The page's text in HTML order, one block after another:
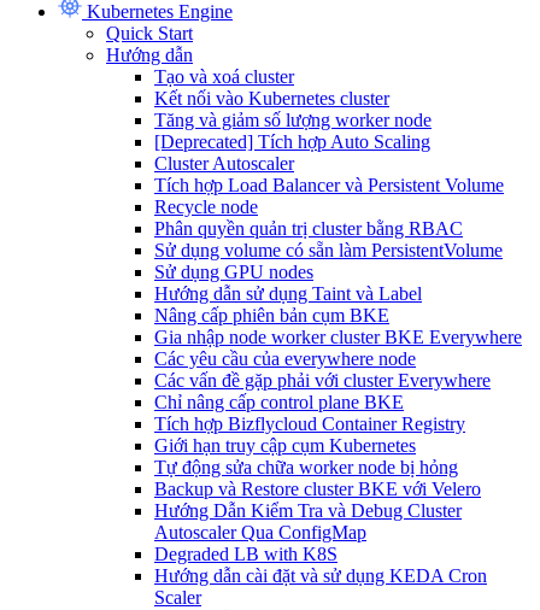
Kubernetes Engine
Quick Start
Hướng dẫn
Tạo và xoá cluster
Kết nối vào Kubernetes cluster
Tăng và giảm số lượng worker node
[Deprecated] Tích hợp Auto Scaling
Cluster Autoscaler
Tích hợp Load Balancer và Persistent Volume
Recycle node
Phân quyền quản trị cluster bằng RBAC
Sử dụng volume có sẵn làm PersistentVolume
Sử dụng GPU nodes
Hướng dẫn sử dụng Taint và Label
Nâng cấp phiên bản cụm BKE
Gia nhập node worker cluster BKE Everywhere
Các yêu cầu của everywhere node
Các vấn đề gặp phải với cluster Everywhere
Chỉ nâng cấp control plane BKE
Tích hợp Bizflycloud Container Registry
Giới hạn truy cập cụm Kubernetes
Tự động sửa chữa worker node bị hỏng
Backup và Restore cluster BKE với Velero
Hướng Dẫn Kiểm Tra và Debug Cluster
Autoscaler Qua ConfigMap
Degraded LB with K8S
Hướng dẫn cài đặt và sử dụng KEDA Cron
Scaler